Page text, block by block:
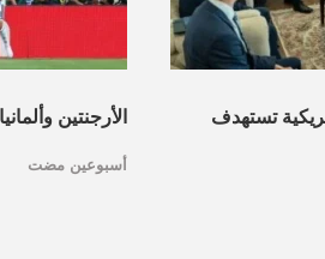
تستهدف الأرجنتين
أسبوعين مضت